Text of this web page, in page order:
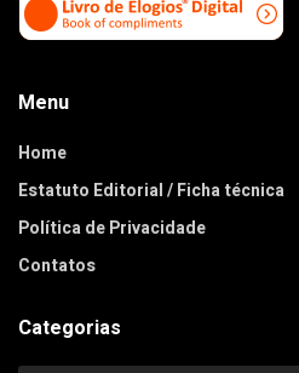
Menu
Home
Estatuto Editorial / Ficha técnica
Política de Privacidade
Contatos
Categorias